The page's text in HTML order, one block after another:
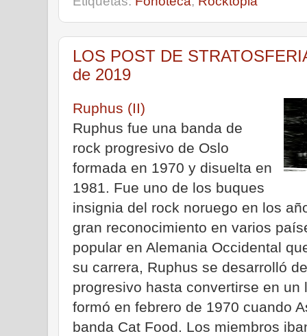
LOS POST DE
de 2019
Ruphus (II)
Ruphus fue una banda de
rock progresivo de Oslo
formada en 1970 y disuelta en
1981. Fue uno de los buques
insignia del rock noruego en los
gran reconocimiento en varios
popular en Alemania Occidental
su carrera, Ruphus se desarrolló
progresivo hasta convertirse en
formó en febrero de 1970 cuando
banda Cat Food. Los miembros